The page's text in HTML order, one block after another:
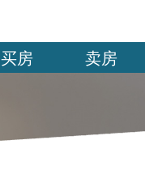
买房 卖房